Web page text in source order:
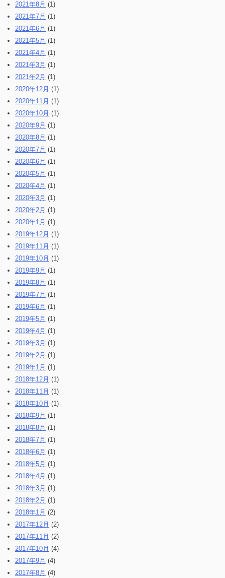
2021年8月 (1)
2021年7月 (1)
2021年6月 (1)
2021年5月 (1)
2021年4月 (1)
2021年3月 (1)
2021年2月 (1)
2020年12月 (1)
2020年11月 (1)
2020年10月 (1)
2020年9月 (1)
2020年8月 (1)
2020年7月 (1)
2020年6月 (1)
2020年5月 (1)
2020年4月 (1)
2020年3月 (1)
2020年2月 (1)
2020年1月 (1)
2019年12月 (1)
2019年11月 (1)
2019年10月 (1)
2019年9月 (1)
2019年8月 (1)
2019年7月 (1)
2019年6月 (1)
2019年5月 (1)
2019年4月 (1)
2019年3月 (1)
2019年2月 (1)
2019年1月 (1)
2018年12月 (1)
2018年11月 (1)
2018年10月 (1)
2018年9月 (1)
2018年8月 (1)
2018年7月 (1)
2018年6月 (1)
2018年5月 (1)
2018年4月 (1)
2018年3月 (1)
2018年2月 (1)
2018年1月 (2)
2017年12月 (2)
2017年11月 (2)
2017年10月 (4)
2017年9月 (4)
2017年8月 (4)